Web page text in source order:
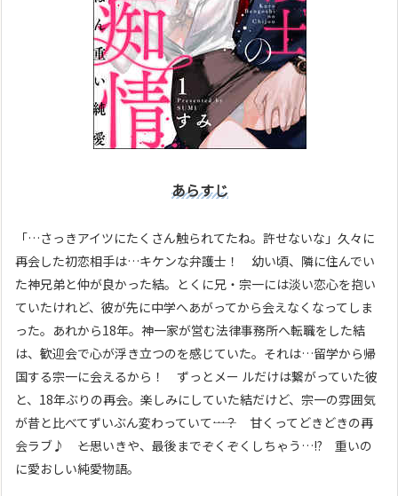
あらすじ
「…さっきアイツにたくさん触られてたね。許せないな」久々に
再会した初恋相手は…キケンな弁護士！ 幼い頃、隣に住んでい
た神兄弟と仲が良かった結。とくに兄・宗一には淡い恋心を抱い
ていたけれど、彼が先に中学へあがってから会えなくなってしま
った。あれから18年。神一家が営む法律事務所へ転職をした結
は、歓迎会で心が浮き立つのを感じていた。それは…留学から帰
国する宗一に会えるから！ ずっとメー ルだけは繋がっていた彼
と、18年ぶりの再会。楽しみにしていた結だけど、宗一の雰囲気
が昔と比べてずいぶん変わっていて――…？ 甘くってどきどきの再
会ラブ♪ ――と思いきや、最後までぞくぞくしちゃう…!? 重いの
に愛おしい純愛物語。